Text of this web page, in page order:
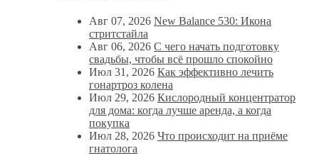
Авг 07, 2026 New Balance 530: Икона
стритстайла
Авг 06, 2026 С чего начать подготовку
свадьбы, чтобы всё прошло спокойно
Июл 31, 2026 Как эффективно лечить
гонартроз колена
Июл 29, 2026 Кислородный концентратор
для дома: когда лучше аренда, а когда
покупка
Июл 28, 2026 Что происходит на приёме
гнатолога